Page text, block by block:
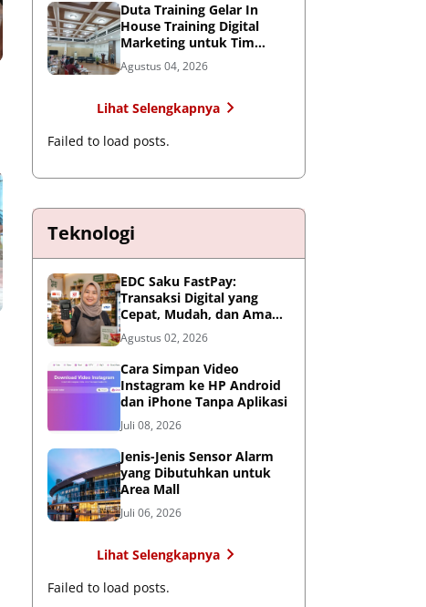
Duta Training Gelar In
House Training Digital
Marketing untuk Tim
RSUP Persahabatan
Agustus 04, 2026
Lihat Selengkapnya
Failed to load posts.
Teknologi
EDC Saku FastPay:
Transaksi Digital yang
Cepat, Mudah, dan Aman
untuk Bisnis
Agustus 02, 2026
Cara Simpan Video
Instagram ke HP Android
dan iPhone Tanpa Aplikasi
Juli 08, 2026
Jenis-Jenis Sensor Alarm
yang Dibutuhkan untuk
Area Mall
Juli 06, 2026
Lihat Selengkapnya
Failed to load posts.